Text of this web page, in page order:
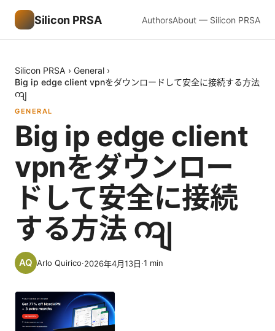
Silicon PRSA AuthorsAbout — Silicon PRSA
Silicon PRSA › General ›
Big ip edge client vpnをダウンロードして安全に接続する方法
ကျ
GENERAL
Big ip edge client
vpnをダウンロー
ドして安全に接続
する方法 ကျ
Arlo Quirico·2026年4月13日·1 min